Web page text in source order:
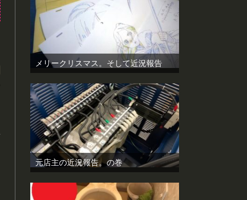
メリークリスマス。そして近況報告
元店主の近況報告。の巻